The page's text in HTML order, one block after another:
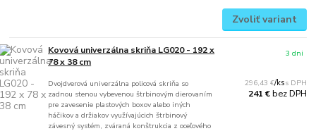
Zvoliť variant
Kovová univerzálna skriňa LG020 - 192 x
78 x 38 cm
Dvojdverová univerzálna policová skriňa so
zadnou stenou vybevenou štrbinovým dierovaním
pre zavesenie plastových boxov alebo iných
háčikov a držiakov využívajúcich štrbinový
závesný systém, zváraná konštrukcia z oceľového
296,43 €/ks
241 €bez DPH
3 dni